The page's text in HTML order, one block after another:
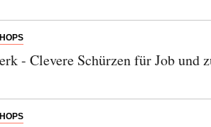
- Clevere Schürzen für Job und